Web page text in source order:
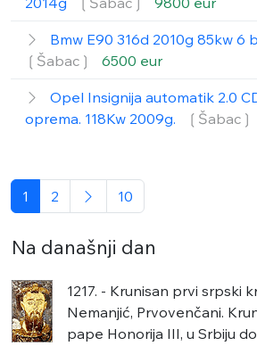
Bmw E90 316d 2010g 85kw 6
❲Šabac❳
6500 eur
Opel Insignija automatik 2.0
oprema. 118Kw 2009g.
❲Šabac❳
1 2 10
Na današnji dan
1217. - Krunisan prvi srpski
Nemanjić, Prvovenčani.
pape Honorija III, u Srbiju